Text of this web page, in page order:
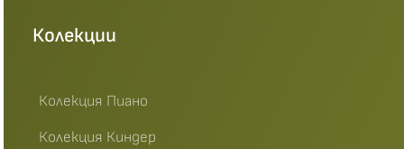
Колекции
Колекция Пиано
Колекция Киндер